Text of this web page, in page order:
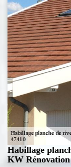
Habillage
KW Rénovation